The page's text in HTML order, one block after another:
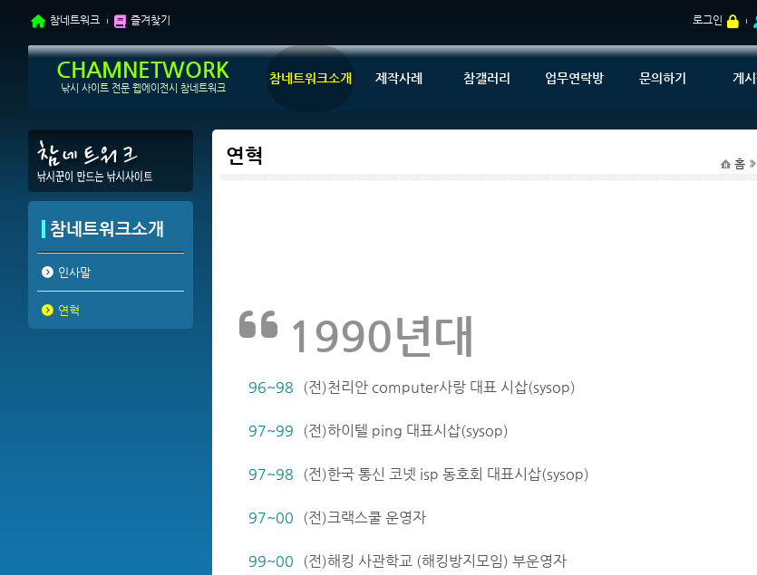
참네트워크 즐겨찾기 로그인
CHAMNETWORK
낚시 사이트 전문 웹에이전시 참네트워크
참네트워크소개 제작사례 참갤러리 업무연락방 문의하기 게
연혁 홈
참네트워크소개
인사말
연혁
1990년대
96~98 (전)천리안 computer사랑 대표 시삽(sysop)
97~99 (전)하이텔 ping 대표시삽(sysop)
97~98 (전)한국 통신 코넷 isp 동호회 대표시삽(sysop)
97~00 (전)크랙스쿨 운영자
99~00 (전)해킹 사관학교 (해킹방지모임) 부운영자